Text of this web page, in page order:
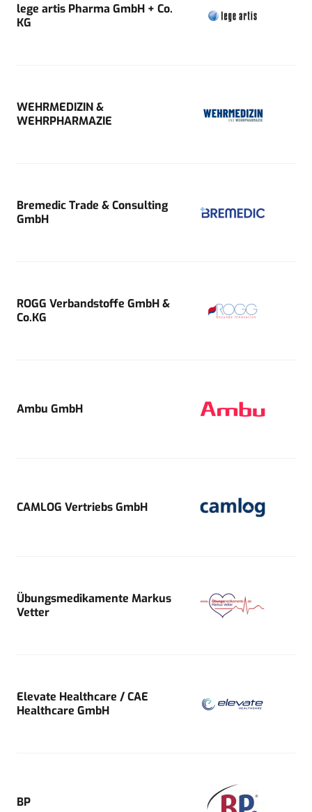
lege artis Pharma GmbH + Co.
KG
WEHRMEDIZIN &
WEHRPHARMAZIE
Bremedic Trade & Consulting
GmbH
ROGG Verbandstoffe GmbH &
Co.KG
Ambu GmbH
CAMLOG Vertriebs GmbH
Übungsmedikamente Markus
Vetter
Elevate Healthcare / CAE
Healthcare GmbH
BP